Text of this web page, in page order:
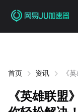
首页 资讯
《
《英雄联盟